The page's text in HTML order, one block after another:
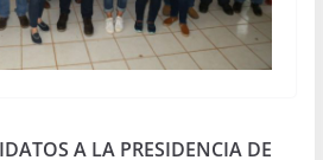
A LA PRESIDENCIA DE